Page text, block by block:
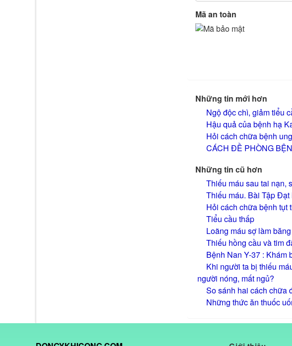
Mã an toàn
Những tin mới hơn
Ngộ độc chì, giảm tiểu
Hậu quả của bệnh hạ
Hỏi cách chữa bệnh
CÁCH ĐỀ PHÒNG
Những tin cũ hơn
Thiếu máu sau tai nạn,
Thiếu máu. Bài Tập
Hỏi cách chữa bệnh tụt
Tiểu cầu thấp
Loãng máu sợ làm
Thiếu hồng cầu và tim
Bệnh Nan Y-37 : Khám
Khi người ta bị thiếu
người nóng, mất ngủ?
So sánh hai cách chữa
Những thức ăn thuốc